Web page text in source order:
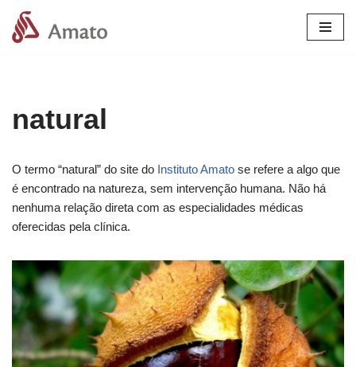
Pular
natural
O termo “natural” do site do Instituto Amato se refere a algo que
é encontrado na natureza, sem intervenção humana. Não há
nenhuma relação direta com as especialidades médicas
oferecidas pela clínica.